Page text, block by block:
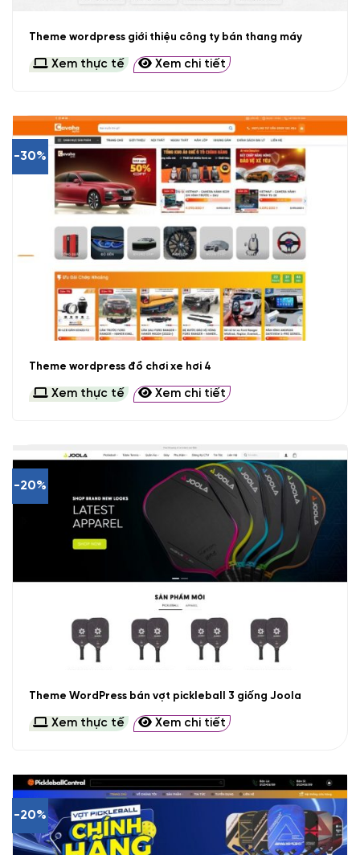
Theme wordpress giới thiệu công ty bán thang máy
Xem thực tế Xem chi tiết
-30%
Theme wordpress đồ chơi xe hơi 4
Xem thực tế Xem chi tiết
-20%
Theme WordPress bán vợt pickleball 3 giống Joola
Xem thực tế Xem chi tiết
-20%